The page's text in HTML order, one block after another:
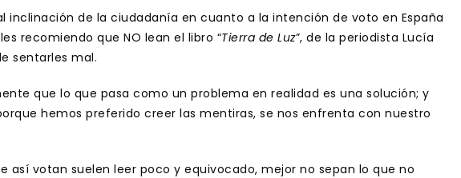
inclinación de la ciudadanía en cuanto a la intención de voto en España
recomiendo que NO lean el libro “Tierra de Luz”, de la periodista Lucía
sentarles mal.
que lo que pasa como un problema en realidad es una solución; y
hemos preferido creer las mentiras, se nos enfrenta con nuestro
así votan suelen leer poco y equivocado, mejor no sepan lo que no